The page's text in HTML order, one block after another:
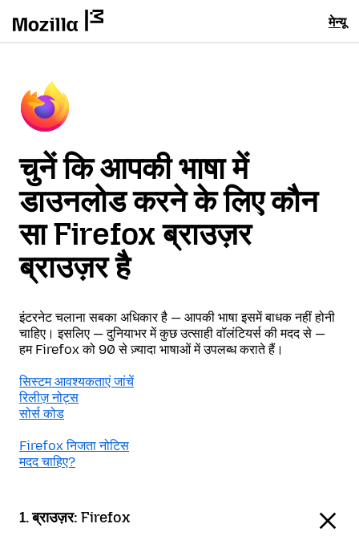
मेन्यू
चुनें कि आपकी भाषा में
डाउनलोड करने के लिए कौन
सा Firefox ब्राउज़र
ब्राउज़र है
इंटरनेट चलाना सबका अधिकार है — आपकी भाषा इसमें बाधक नहीं होनी
चाहिए। इसलिए — दुनियाभर में कुछ उत्साही वॉलंटियर्स की मदद से —
हम Firefox को 90 से ज़्यादा भाषाओं में उपलब्ध कराते हैं।
सिस्टम आवश्यकताएं जांचें
रिलीज़ नोट्स
सोर्स कोड
Firefox निजता नोटिस
मदद चाहिए?
1. ब्राउज़र: Firefox